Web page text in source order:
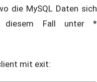
die MySQL Daten sich
diesem Fall unter *
mit exit: